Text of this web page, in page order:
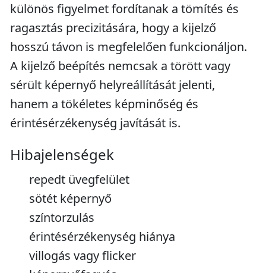
különös figyelmet fordítanak a tömítés és
ragasztás precizitására, hogy a kijelző
hosszú távon is megfelelően funkcionáljon.
A kijelző beépítés nemcsak a törött vagy
sérült képernyő helyreállítását jelenti,
hanem a tökéletes képminőség és
érintésérzékenység javítását is.
Hibajelenségek
repedt üvegfelület
sötét képernyő
színtorzulás
érintésérzékenység hiánya
villogás vagy flicker